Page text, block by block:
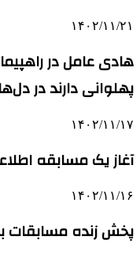
۱۴۰۲/۱۱/۲۱
پهلوانی دارند در
۱۴۰۲/۱۱/۱۷
آغاز یک مسابقه
۱۴۰۲/۱۱/۱۶
پخش زنده مسابقات